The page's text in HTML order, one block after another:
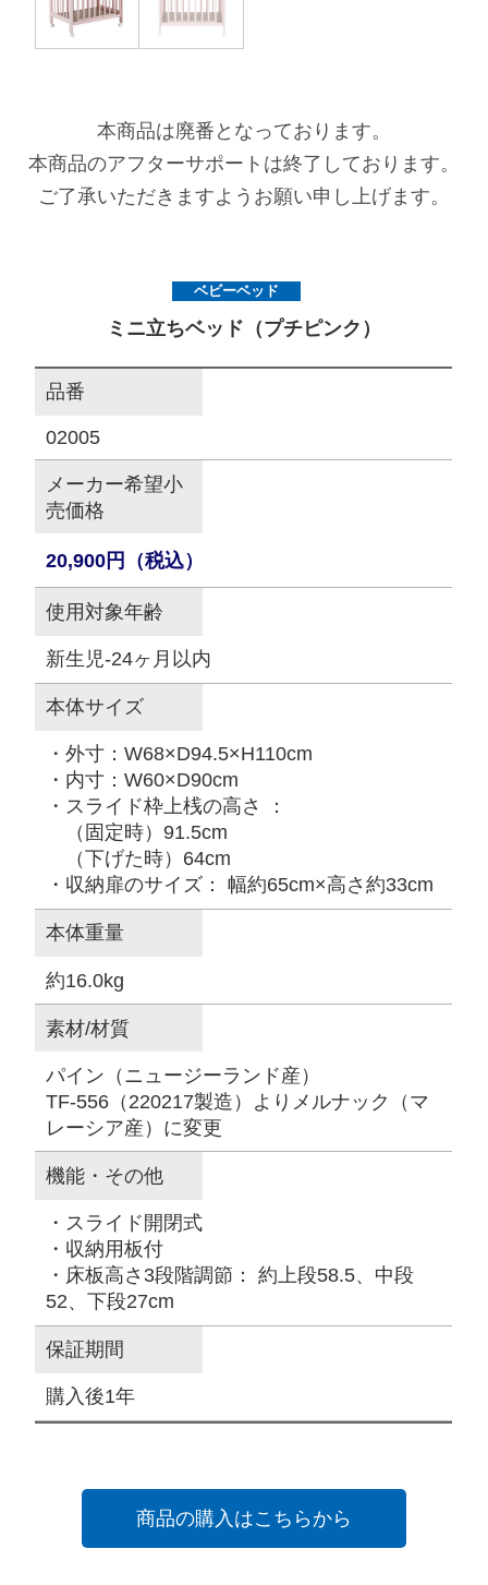
このサイトについて
サイトマップ
本商品は廃番となっております。
本商品のアフターサポートは終了しております。
ご了承いただきますようお願い申し上げます。
ベビーベッド
ミニ立ちベッド（プチピンク）
品番
02005
メーカー希望小
売価格
20,900円（税込）
使用対象年齢
新生児-24ヶ月以内
本体サイズ
・外寸：W68×D94.5×H110cm
・内寸：W60×D90cm
・スライド枠上桟の高さ ：
（固定時）91.5cm
（下げた時）64cm
・収納扉のサイズ： 幅約65cm×高さ約33cm
本体重量
約16.0kg
素材/材質
パイン（ニュージーランド産）
TF-556（220217製造）よりメルナック（マ
レーシア産）に変更
機能・その他
・スライド開閉式
・収納用板付
・床板高さ3段階調節： 約上段58.5、中段
52、下段27cm
保証期間
購入後1年
商品の購入はこちらから